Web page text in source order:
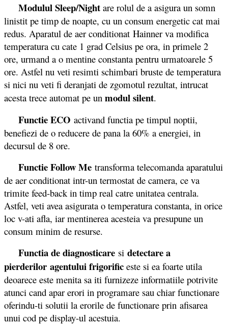
Modulul Sleep/Night are rolul de a asigura un somn
linistit pe timp de noapte, cu un consum energetic cat mai
redus. Aparatul de aer conditionat Hainner va modifica
temperatura cu cate 1 grad Celsius pe ora, in primele 2
ore, urmand a o mentine constanta pentru urmatoarele 5
ore. Astfel nu veti resimti schimbari bruste de temperatura
si nici nu veti fi deranjati de zgomotul rezultat, intrucat
acesta trece automat pe un modul silent.
Functie ECO activand functia pe timpul noptii,
benefiezi de o reducere de pana la 60% a energiei, in
decursul de 8 ore.
Functie Follow Me transforma telecomanda aparatului
de aer conditionat intr-un termostat de camera, ce va
trimite feed-back in timp real catre unitatea centrala.
Astfel, veti avea asigurata o temperatura constanta, in orice
loc v-ati afla, iar mentinerea acesteia va presupune un
consum minim de resurse.
Functia de diagnosticare si detectare a
pierderilor agentului frigorific este si ea foarte utila
deoarece este menita sa iti furnizeze informatiile potrivite
atunci cand apar erori in programare sau chiar functionare
oferindu-ti solutii la erorile de functionare prin afisarea
unui cod pe display-ul acestuia.